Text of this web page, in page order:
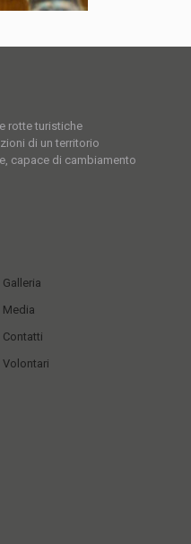
rotte turistiche
di un territorio
capace di cambiamento
Galleria
Media
Contatti
Volontari